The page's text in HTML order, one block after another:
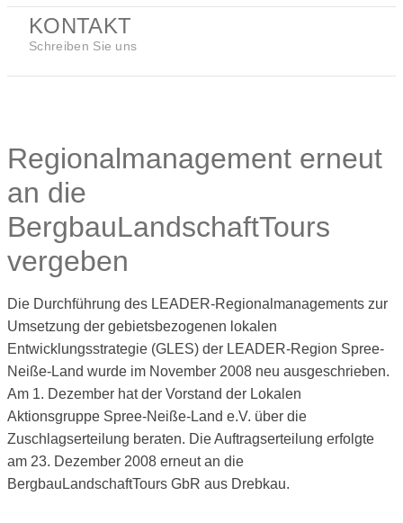
KONTAKT
Schreiben Sie uns
Regionalmanagement erneut
an die
BergbauLandschaftTours
vergeben
Die Durchführung des LEADER-Regionalmanagements zur
Umsetzung der gebietsbezogenen lokalen
Entwicklungsstrategie (GLES) der LEADER-Region Spree-
Neiße-Land wurde im November 2008 neu ausgeschrieben.
Am 1. Dezember hat der Vorstand der Lokalen
Aktionsgruppe Spree-Neiße-Land e.V. über die
Zuschlagserteilung beraten. Die Auftragserteilung erfolgte
am 23. Dezember 2008 erneut an die
BergbauLandschaftTours GbR aus Drebkau.